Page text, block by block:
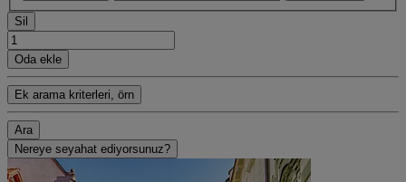
Sil
Oda ekle
Ek arama kriterleri, örn
Ara
Nereye seyahat ediyorsunuz?